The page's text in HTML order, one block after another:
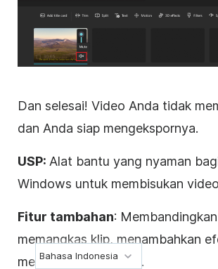
Dan selesai! Video Anda tidak
dan Anda siap mengekspornya.
USP: Alat bantu yang nyaman
Windows untuk membisukan
Fitur tambahan:
memangkas klip, menambahkan
mencampur video, dll.
Bahasa Indonesia